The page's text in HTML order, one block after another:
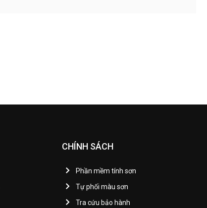
CHÍNH SÁCH
Phần mềm tính sơn
Tự phối màu sơn
Tra cứu bảo hành